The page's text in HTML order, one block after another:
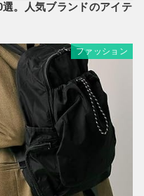
。人気ブランドのアイテ
ファッション